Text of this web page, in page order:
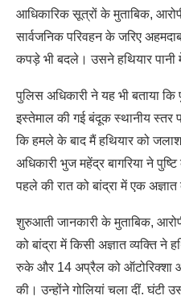
आधिकारिक सूत्रों के मुताबिक,
सार्वजनिक परिवहन के जरिए
कपड़े भी बदले। उसने हथियार पानी
पुलिस अधिकारी ने यह भी बताया
इस्तेमाल की गई बंदूक स्थानीय स्तर
कि हमले के बाद मैं हथियार को
अधिकारी भुज महेंद्र बागरिया ने
पहले की रात को बांद्रा में एक अज्ञात
शुरुआती जानकारी के मुताबिक,
को बांद्रा में किसी अज्ञात व्यक्ति ने
रुके और 14 अप्रैल को ऑटोरिक्शा
की। उन्होंने गोलियां चला दीं. घंटी